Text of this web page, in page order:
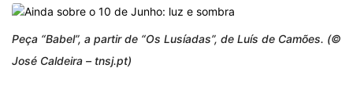
Peça “Babel”, a partir de “Os Lusíadas”, de Luís de Camões. (©
José Caldeira – tnsj.pt)